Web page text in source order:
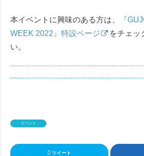
本イベントに興味のある方は、
『
WEEK 2022』特設ページ
をチェッ
い。
イベント
ツイート